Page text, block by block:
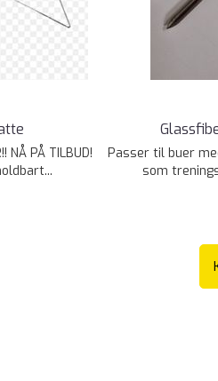
NÅ PÅ TILBUD!
Passer til buer
som